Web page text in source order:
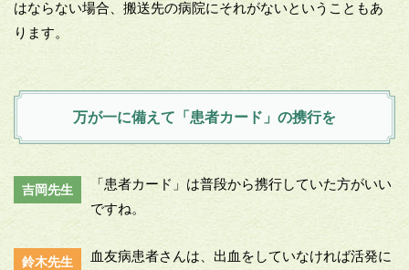
はならない場合、搬送先の病院にそれがないということもあ
ります。
万が一に備えて「患者カード」の携行を
吉岡先生
「患者カード」は普段から携行していた方がいい
ですね。
鈴木先生
血友病患者さんは、出血をしていなければ活発に